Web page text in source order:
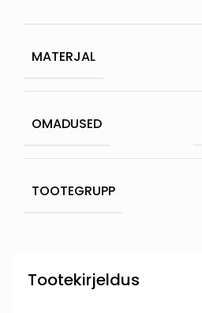
Tootekirjeldus
MATERJAL
OMADUSED
TOOTEGRUPP